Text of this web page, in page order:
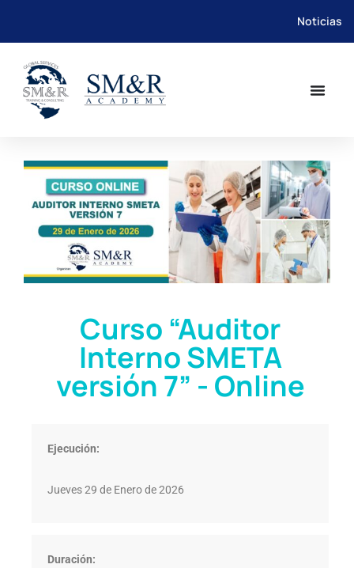
Saltar
contenido
Noticias
Curso “Auditor
Interno SMETA
versión 7” - Online
Ejecución:
Jueves 29 de Enero de 2026
Duración: